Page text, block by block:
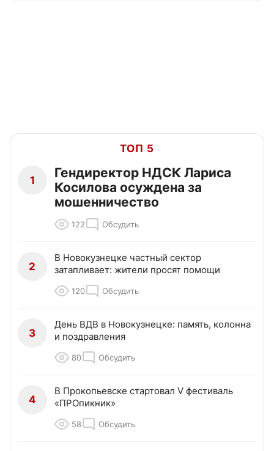
ТОП 5
1
Гендиректор НДСК Лариса
Косилова осуждена за
мошенничество
122 Обсудить
2
В Новокузнецке частный сектор
затапливает: жители просят помощи
120 Обсудить
3
День ВДВ в Новокузнецке: память, колонна
и поздравления
80 Обсудить
4
В Прокопьевске стартовал V фестиваль
«ПРОпикник»
58 Обсудить